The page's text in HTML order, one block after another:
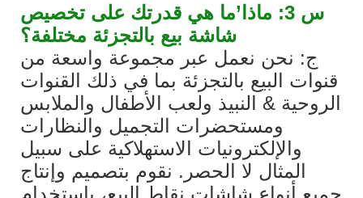
س 3: ماذا’ما هي قدرتك على تخصيص
شاشة بيع بالتجزئة مختلفة؟
ج: نحن نعمل عبر مجموعة واسعة من
قنوات البيع بالتجزئة بما في ذلك القنوات
الروحية & النبيذ ولعب الأطفال والملابس
ومستحضرات التجميل والنظارات
والإلكترونيات الاستهلاكية على سبيل
المثال لا الحصر. نقوم بتصميم وإنتاج
جميع أنواع شاشات نقاط البيع، باستخدام